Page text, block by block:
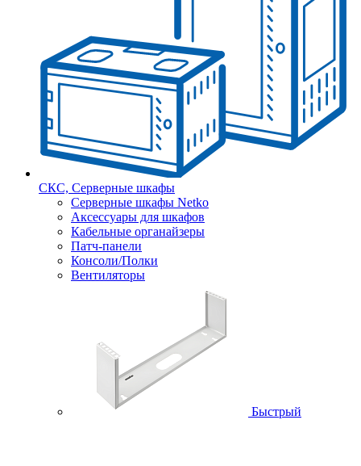
СКС, Серверные шкафы
Серверные шкафы Netko
Аксессуары для шкафов
Кабельные органайзеры
Патч-панели
Консоли/Полки
Вентиляторы
Быстрый